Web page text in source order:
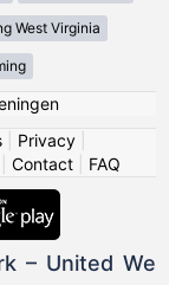
West Virginia
Privacy
Contact FAQ
– United We